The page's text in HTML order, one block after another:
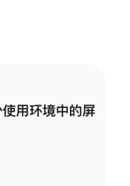
用环境中的屏